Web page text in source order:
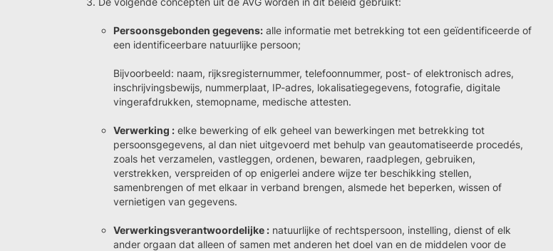
Persoonsgebonden gegevens: alle informatie met betrekking tot een geïdentificeerde of
een identificeerbare natuurlijke persoon;
Bijvoorbeeld: naam, rijksregisternummer, telefoonnummer, post- of elektronisch adres,
inschrijvingsbewijs, nummerplaat, IP-adres, lokalisatiegegevens, fotografie, digitale
vingerafdrukken, stemopname, medische attesten.
Verwerking : elke bewerking of elk geheel van bewerkingen met betrekking tot
persoonsgegevens, al dan niet uitgevoerd met behulp van geautomatiseerde procedés,
zoals het verzamelen, vastleggen, ordenen, bewaren, raadplegen, gebruiken,
verstrekken, verspreiden of op enigerlei andere wijze ter beschikking stellen,
samenbrengen of met elkaar in verband brengen, alsmede het beperken, wissen of
vernietigen van gegevens.
Verwerkingsverantwoordelijke : natuurlijke of rechtspersoon, instelling, dienst of elk
ander orgaan dat alleen of samen met anderen het doel van en de middelen voor de